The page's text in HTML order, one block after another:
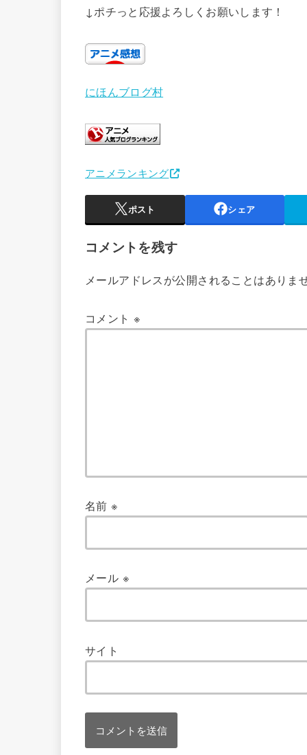
↓ポチっと応援よろしくお願いします！
にほんブログ村
アニメランキング
ポスト シェア
コメントを残す
メールアドレスが公開されることはありま
コメント※
名前※
メール ※
サイト